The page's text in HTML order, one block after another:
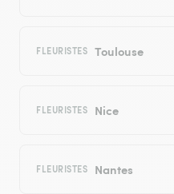
FLEURISTES Toulouse
FLEURISTES Nice
FLEURISTES Nantes